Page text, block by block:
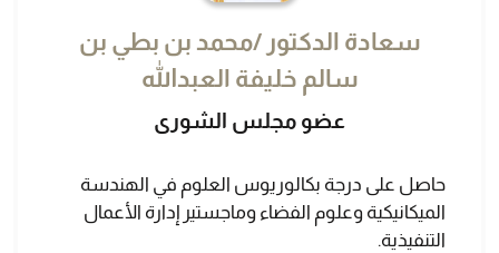
سعادة الدكتور /محمد بن بطي بن
سالم خليفة العبدالله
عضو مجلس الشورى
حاصل على درجة بكالوريوس العلوم في الهندسة
الميكانيكية وعلوم الفضاء وماجستير إدارة الأعمال
التنفيذية.